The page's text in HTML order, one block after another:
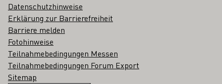
Datenschutzhinweise
Erklärung zur Barrierefreiheit
Barriere melden
Fotohinweise
Teilnahmebedingungen Messen
Teilnahmebedingungen Forum Export
Sitemap